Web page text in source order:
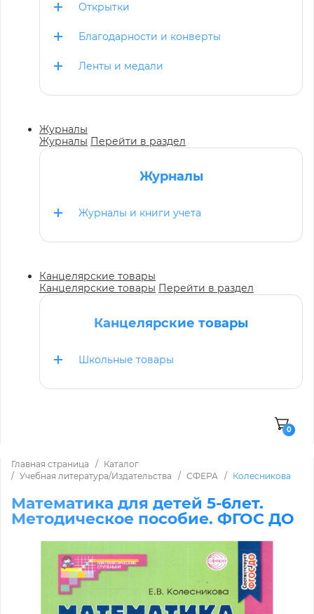
Открытки
Благодарности и конверты
Ленты и медали
Журналы
Журналы Перейти в раздел
Журналы
Журналы и книги учета
Канцелярские товары
Канцелярские товары Перейти в раздел
Канцелярские товары
Школьные товары
0
Главная страница
Каталог
Учебная литература/Издательства
СФЕРА Колесникова
Математика для детей 5-6лет.
Методическое пособие. ФГОС ДО